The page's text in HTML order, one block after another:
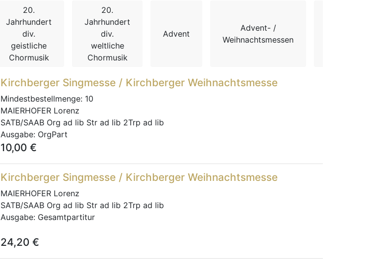
20.
Jahrhundert
div.
geistliche
Chormusik
20.
Jahrhundert
div.
weltliche
Chormusik
Advent
Advent- /
Weihnachtsmessen
Kirchberger Singmesse / Kirchberger Weihnachtsmesse
Mindestbestellmenge: 10
MAIERHOFER Lorenz
SATB/SAAB Org ad lib Str ad lib 2Trp ad lib
Ausgabe: OrgPart
10,00 €
Kirchberger Singmesse / Kirchberger Weihnachtsmesse
MAIERHOFER Lorenz
SATB/SAAB Org ad lib Str ad lib 2Trp ad lib
Ausgabe: Gesamtpartitur
24,20 €